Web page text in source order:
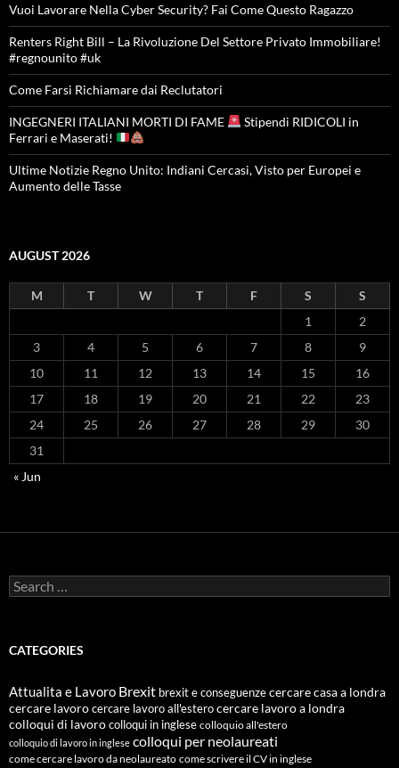
Vuoi Lavorare Nella Cyber Security? Fai Come Questo Ragazzo
Renters Right Bill – La Rivoluzione Del Settore Privato Immobiliare!
#regnounito #uk
Come Farsi Richiamare dai Reclutatori
INGEGNERI ITALIANI MORTI DI FAME
Stipendi RIDICOLI in
Ferrari e Maserati!
Ultime Notizie Regno Unito: Indiani Cercasi, Visto per Europei e
Aumento delle Tasse
AUGUST 2026
M T W T F S
S
1
2
3
4 5 6 7 8
9
10
11 12 13 14 15
16
17
18 19 20 21 22
23
24
25 26 27 28 29
30
31
« Jun
Search
for:
CATEGORIES
Attualita e Lavoro Brexit brexit e conseguenzecercare casa a londra
cercare lavorocercare lavoro all'esterocercare lavoro a londra
colloqui di lavorocolloqui in inglese colloquio all'estero
colloquio di lavoro in inglese colloqui per neolaureati
come cercare lavoro da neolaureato come scrivere il CV in inglese